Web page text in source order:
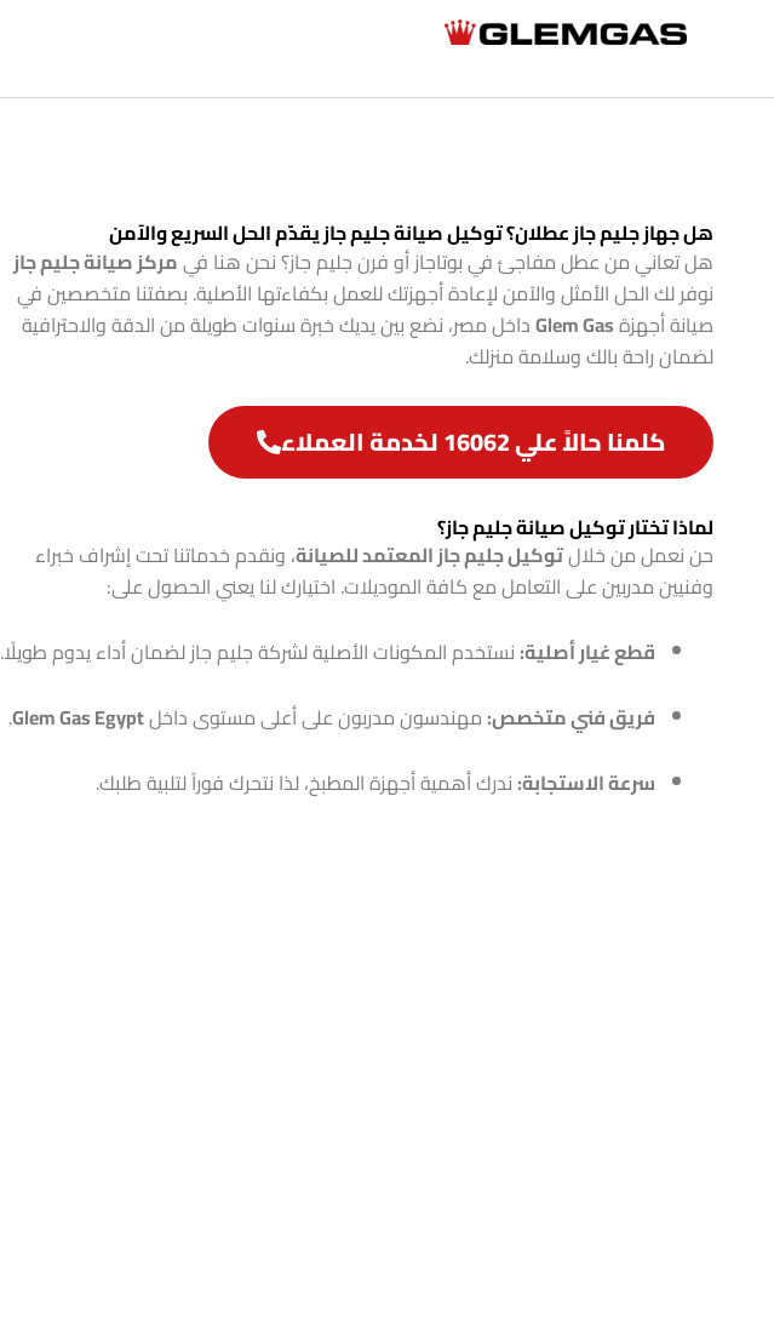
هل جهاز جليم جاز عطلان؟ توكيل صيانة جليم جاز يقدّم الحل السريع والآمن
هل تعاني من عطل مفاجئ في بوتاجاز أو فرن جليم جاز؟ نحن هنا فيمركز صيانة جليم جاز
نوفر لك الحل الأمثل والآمن لإعادة أجهزتك للعمل بكفاءتها الأصلية. بصفتنا متخصصين في
صيانة أجهزةGlem Gasداخل مصر، نضع بين يديك خبرة سنوات طويلة من الدقة والاحترافية
لضمان راحة بالك وسلامة منزلك.
كلمنا حالاً علي 16062 لخدمة العملاء
لماذا تختار توكيل صيانة جليم جاز؟
حن نعمل من خلالتوكيل جليم جاز المعتمد للصيانة، ونقدم خدماتنا تحت إشراف خبراء
وفنيين مدربين على التعامل مع كافة الموديلات. اختيارك لنا يعني الحصول على:
قطع غيار أصلية: نستخدم المكونات الأصلية لشركة جليم جاز لضمان أداء يدوم طويلًا.
فريق فني متخصص: مهندسون مدربون على أعلى مستوى داخلGlem Gas Egypt
.
سرعة الاستجابة: ندرك أهمية أجهزة المطبخ، لذا نتحرك فوراً لتلبية طلبك.